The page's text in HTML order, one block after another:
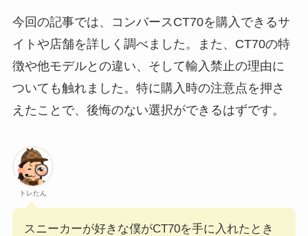
今回の記事では、コンバースCT70を購入できるサ
イトや店舗を詳しく調べました。また、CT70の特
徴や他モデルとの違い、そして輸入禁止の理由に
ついても触れました。特に購入時の注意点を押さ
えたことで、後悔のない選択ができるはずです。
トレたん
スニーカーが好きな僕がCT70を手に入れたとき